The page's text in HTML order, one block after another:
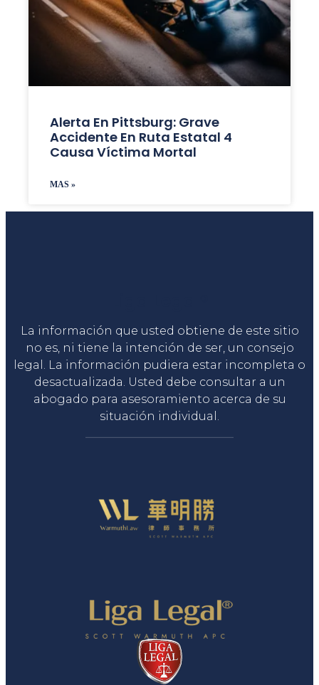
Alerta En Pittsburg: Grave
Accidente En Ruta Estatal 4
Causa Víctima Mortal
MAS »
La información que usted obtiene de este sitio
no es, ni tiene la intención de ser, un consejo
legal. La información pudiera estar incompleta o
desactualizada. Usted debe consultar a un
abogado para asesoramiento acerca de su
situación individual.